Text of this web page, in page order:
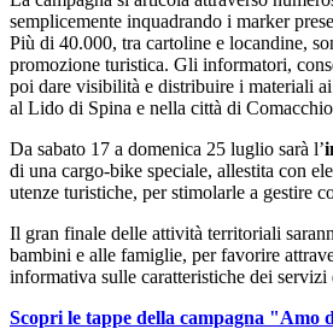
semplicemente inquadrando i marker
Più di 40.000, tra cartoline e locandine,
promozione turistica. Gli informatori,
poi dare visibilità e distribuire i materiali
al Lido di Spina e nella città di
Da sabato 17 a domenica 25 luglio sarà l’
di una cargo-bike speciale, allestita con
utenze turistiche, per stimolarle a gestire
Il gran finale delle attività territoriali
bambini e alle famiglie, per favorire
informativa sulle caratteristiche dei
Scopri le tappe della campagna "Amo